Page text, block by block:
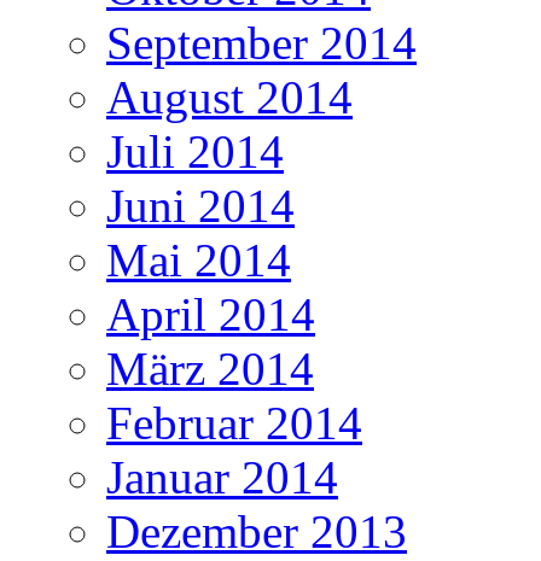
September 2014
August 2014
Juli 2014
Juni 2014
Mai 2014
April 2014
März 2014
Februar 2014
Januar 2014
Dezember 2013